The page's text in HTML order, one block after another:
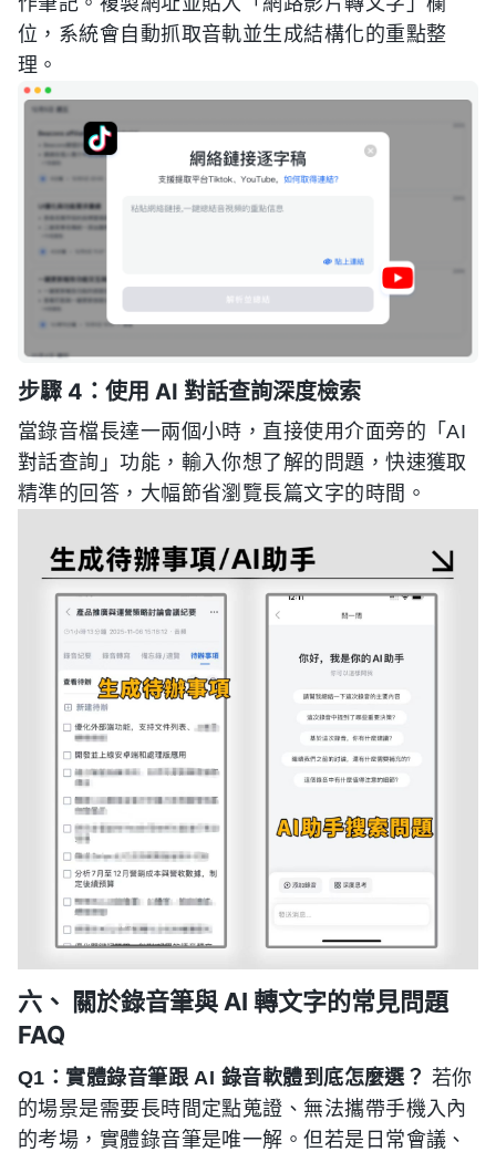
位，系統會自動抓取音軌並生成結構化的重點整
理。
步驟 4：使用 AI 對話查詢深度檢索
當錄音檔長達一兩個小時，直接使用介面旁的「AI
對話查詢」功能，輸入你想了解的問題，快速獲取
精準的回答，大幅節省瀏覽長篇文字的時間。
六、 關於錄音筆與 AI 轉文字的常見問題
FAQ
Q1：實體錄音筆跟 AI 錄音軟體到底怎麼選？ 若你
的場景是需要長時間定點蒐證、無法攜帶手機入內
的考場，實體錄音筆是唯一解。但若是日常會議、